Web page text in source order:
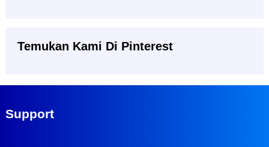
Temukan Kami Di Pinterest
Support